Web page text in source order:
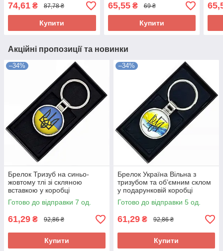
74,61 ₴ 87,78 ₴
Купити
65,55₴ 69 ₴
Купити
Акційні пропозиції та новинки
–34%
Брелок Тризуб на синьо-
жовтому тлі зі скляною
вставкою у коробці
Готово до відправки 7 од.
61,29 ₴ 92,86 ₴
Купити
–34%
Брелок Україна Вільна з
тризубом та обʼємним склом
у подарунковій коробці
Готово до відправки 5 од.
61,29 ₴ 92,86 ₴
Купити